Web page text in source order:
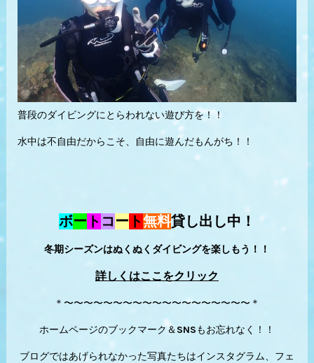
普段のダイビングにとらわれない遊び方を！！
水中は不自由だからこそ、自由に遊んだもんがち！！
ボー ト コー ト無料貸し出し中！
冬期シーズンはぬくぬくダイビングを楽しもう！！
詳しくはここをクリック
＊〜〜〜〜〜〜〜〜〜〜〜〜〜〜〜〜〜〜〜＊
ホームページのブックマーク＆SNSもお忘れなく！！
ブログではあげられなかった写真たちはインスタグラム、フェ